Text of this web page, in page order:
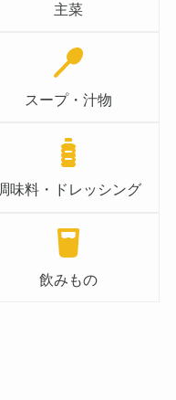
主菜
スープ・汁物
味料・ドレッシング
飲みもの